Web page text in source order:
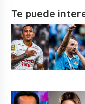
Te puede